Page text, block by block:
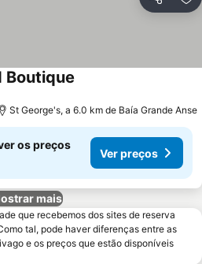
Partilhar
Boutique
St George's, a 6.0 km de Baía Grande Anse
os preços
Ver preços
mais
que recebemos dos sites de reserva
tal, pode haver diferenças entre as
e os preços que estão disponíveis